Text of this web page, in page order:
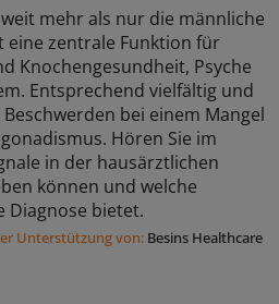
mehr als nur die männliche
eine zentrale Funktion für
Knochengesundheit, Psyche
Entsprechend vielfältig und
bei einem Mangel
Hören Sie im
in der hausärztlichen
können und welche
Diagnose bietet.
Unterstützung von: Besins Healthcare